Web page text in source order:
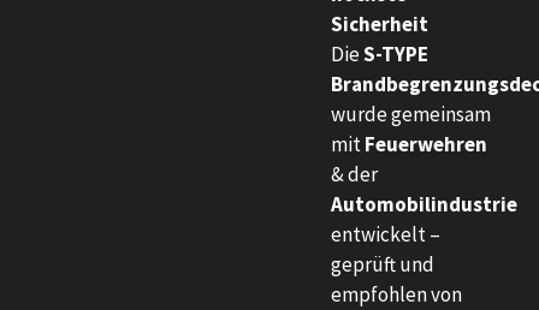
Sicherheit
DieS-TYPE
wurde gemeinsam
mitFeuerwehren
& der
Automobilindustrie
entwickelt –
geprüft und
empfohlen von